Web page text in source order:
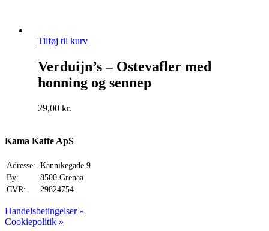
Tilføj til kurv
Verduijn’s – Ostevafler med
honning og sennep
29,00 kr.
Kama Kaffe ApS
Adresse: Kannikegade 9
By:
8500 Grenaa
CVR:
29824754
Handelsbetingelser »
Cookiepolitik »